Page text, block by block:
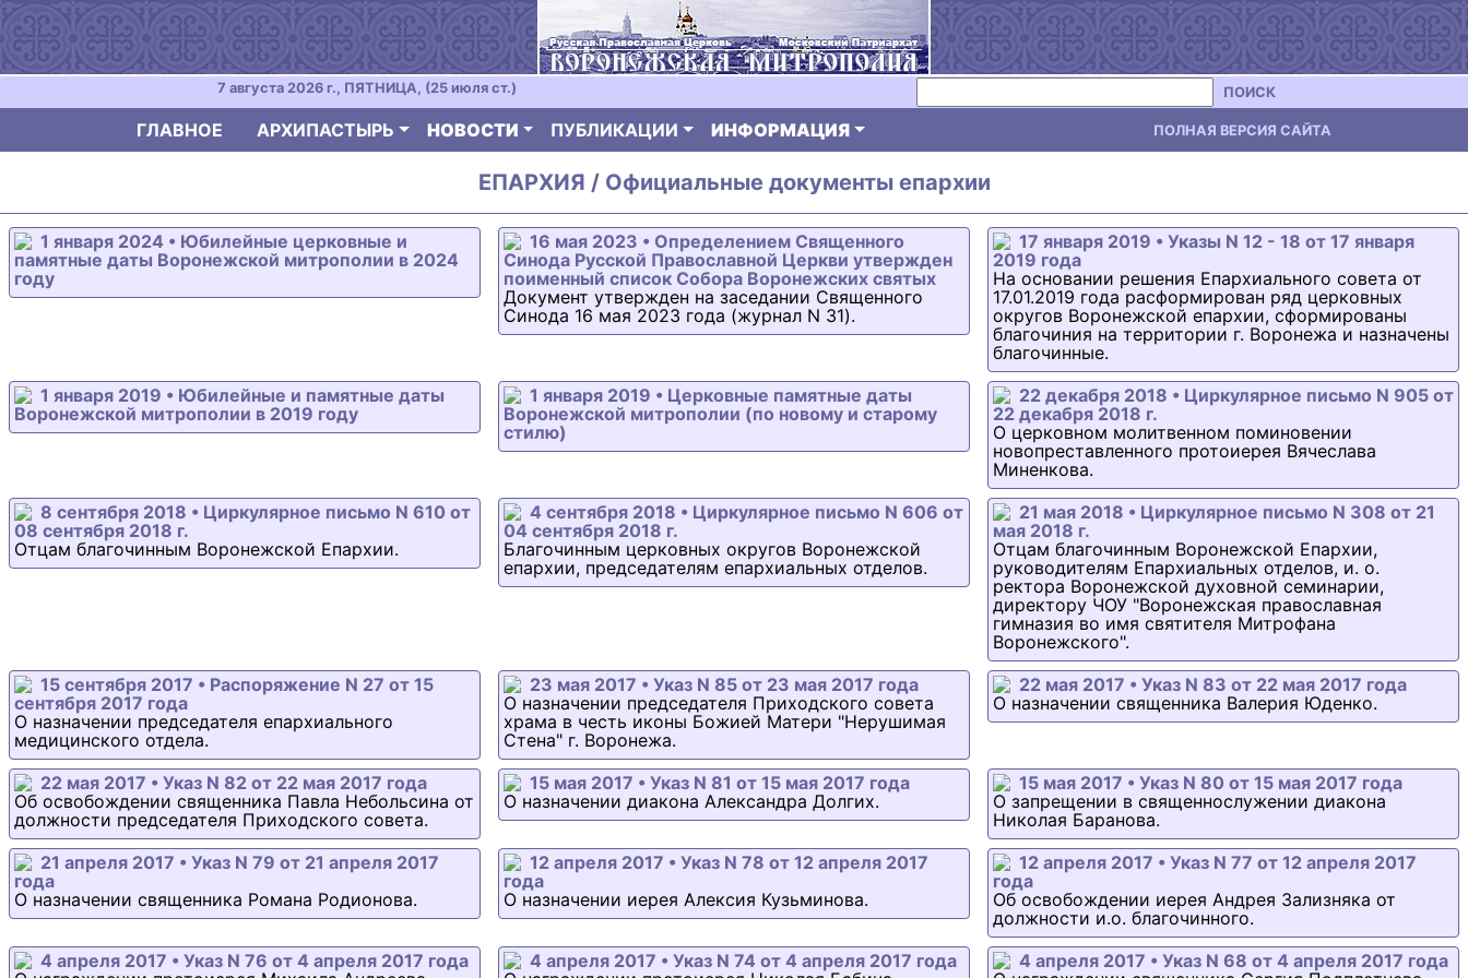
7 августа 2026 г., ПЯТНИЦА, (25 июля ст.) ПОИСК
ГЛАВНОЕ АРХИПАСТЫРЬ НОВОСТИ ПУБЛИКАЦИИ ИНФОРМАЦИЯ ПОЛНАЯ ВЕРСИЯ САЙТА
ЕПАРХИЯ / Официальные документы епархии
1 января 2024 • Юбилейные церковные и
памятные даты Воронежской митрополии в 2024
году
16 мая 2023 • Определением Священного
Синода Русской Православной Церкви утвержден
поименный список Собора Воронежских святых
Документ утвержден на заседании Священного
Синода 16 мая 2023 года (журнал N 31).
17 января 2019 • Указы N 12 - 18 от 17 января
2019 года
На основании решения Епархиального совета от
17.01.2019 года расформирован ряд церковных
округов Воронежской епархии, сформированы
благочиния на территории г. Воронежа и назначены
благочинные.
1 января 2019 • Юбилейные и памятные даты
Воронежской митрополии в 2019 году
1 января 2019 • Церковные памятные даты
Воронежской митрополии (по новому и старому
стилю)
22 декабря 2018 • Циркулярное письмо N 905 от
22 декабря 2018 г.
О церковном молитвенном поминовении
новопреставленного протоиерея Вячеслава
Миненкова.
8 сентября 2018 • Циркулярное письмо N 610 от
08 сентября 2018 г.
Отцам благочинным Воронежской Епархии.
4 сентября 2018 • Циркулярное письмо N 606 от
04 сентября 2018 г.
Благочинным церковных округов Воронежской
епархии, председателям епархиальных отделов.
21 мая 2018 • Циркулярное письмо N 308 от 21
мая 2018 г.
Отцам благочинным Воронежской Епархии,
руководителям Епархиальных отделов, и. о.
ректора Воронежской духовной семинарии,
директору ЧОУ "Воронежская православная
гимназия во имя святителя Митрофана
Воронежского".
15 сентября 2017 • Распоряжение N 27 от 15
сентября 2017 года
О назначении председателя епархиального
медицинского отдела.
23 мая 2017 • Указ N 85 от 23 мая 2017 года
О назначении председателя Приходского совета
храма в честь иконы Божией Матери "Нерушимая
Стена" г. Воронежа.
22 мая 2017 • Указ N 83 от 22 мая 2017 года
О назначении священника Валерия Юденко.
22 мая 2017 • Указ N 82 от 22 мая 2017 года
Об освобождении священника Павла Небольсина от
должности председателя Приходского совета.
15 мая 2017 • Указ N 81 от 15 мая 2017 года
О назначении диакона Александра Долгих.
15 мая 2017 • Указ N 80 от 15 мая 2017 года
О запрещении в священнослужении диакона
Николая Баранова.
21 апреля 2017 • Указ N 79 от 21 апреля 2017
года
О назначении священника Романа Родионова.
12 апреля 2017 • Указ N 78 от 12 апреля 2017
года
О назначении иерея Алексия Кузьминова.
12 апреля 2017 • Указ N 77 от 12 апреля 2017
года
Об освобождении иерея Андрея Зализняка от
должности и.о. благочинного.
4 апреля 2017 • Указ N 76 от 4 апреля 2017 года
4 апреля 2017 • Указ N 74 от 4 апреля 2017 года
4 апреля 2017 • Указ N 68 от 4 апреля 2017 года